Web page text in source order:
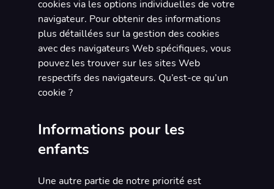
cookies via les options individuelles de votre
navigateur. Pour obtenir des informations
plus détaillées sur la gestion des cookies
avec des navigateurs Web spécifiques, vous
pouvez les trouver sur les sites Web
respectifs des navigateurs. Qu’est-ce qu’un
cookie ?
Informations pour les
enfants
Une autre partie de notre priorité est